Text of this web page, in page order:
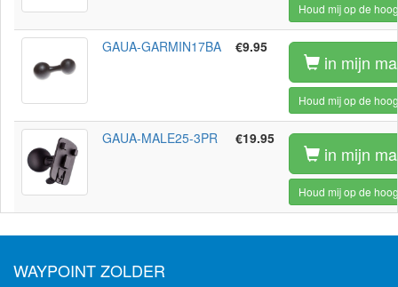
Houd mij op de
GAUA-GARMIN17BA €9.95
in mijn
Houd mij op de
GAUA-MALE25-3PR €19.95
in mijn
Houd mij op de
WAYPOINT ZOLDER